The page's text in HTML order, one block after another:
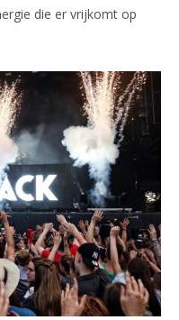
die er vrijkomt op